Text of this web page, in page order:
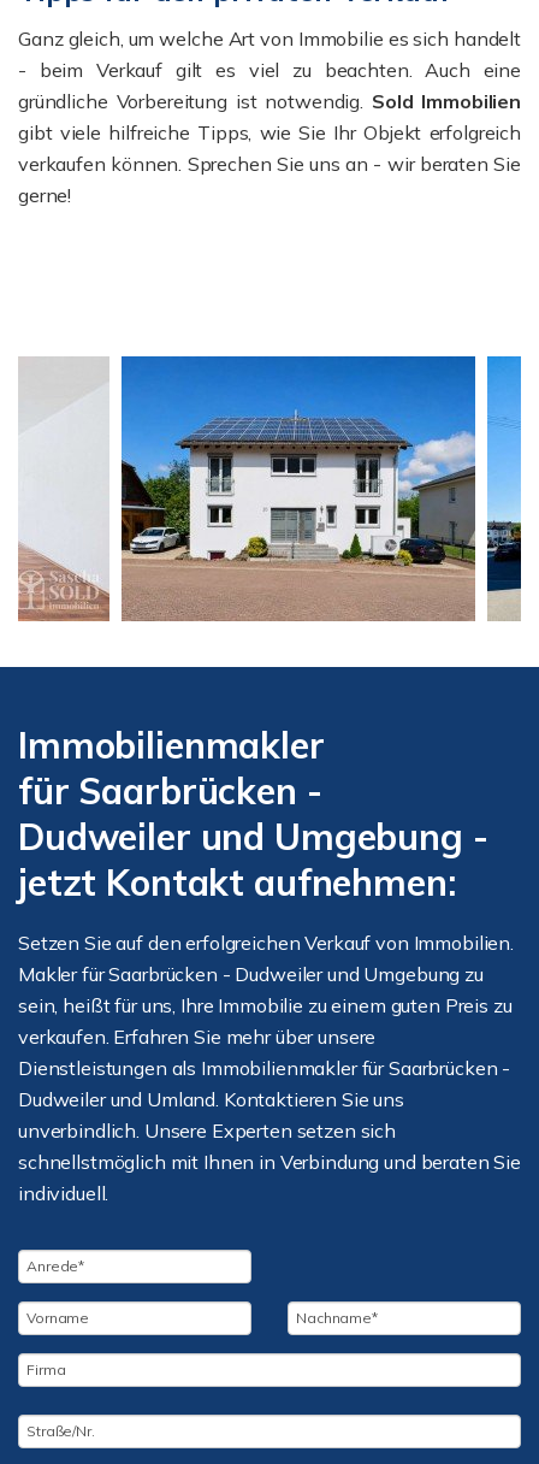
Ganz gleich, um welche Art von Immobilie es sich handelt
- beim Verkauf gilt es viel zu beachten. Auch eine
gründliche Vorbereitung ist notwendig. Sold Immobilien
gibt viele hilfreiche Tipps, wie Sie Ihr Objekt erfolgreich
verkaufen können. Sprechen Sie uns an - wir beraten Sie
gerne!
Immobilienmakler
für Saarbrücken -
Dudweiler und Umgebung -
jetzt Kontakt aufnehmen:
Setzen Sie auf den erfolgreichen Verkauf von Immobilien.
Makler für Saarbrücken - Dudweiler und Umgebung zu
sein, heißt für uns, Ihre Immobilie zu einem guten Preis zu
verkaufen. Erfahren Sie mehr über unsere
Dienstleistungen als Immobilienmakler für Saarbrücken -
Dudweiler und Umland. Kontaktieren Sie uns
unverbindlich. Unsere Experten setzen sich
schnellstmöglich mit Ihnen in Verbindung und beraten Sie
individuell.